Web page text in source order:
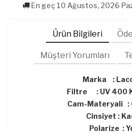
En geç 10 Ağustos, 2026
Ürün Bilgileri
Müşteri Yorumları
Marka :
Filtre : UV 400
Cam-Materyali :
Cinsiyet :
Polarize :